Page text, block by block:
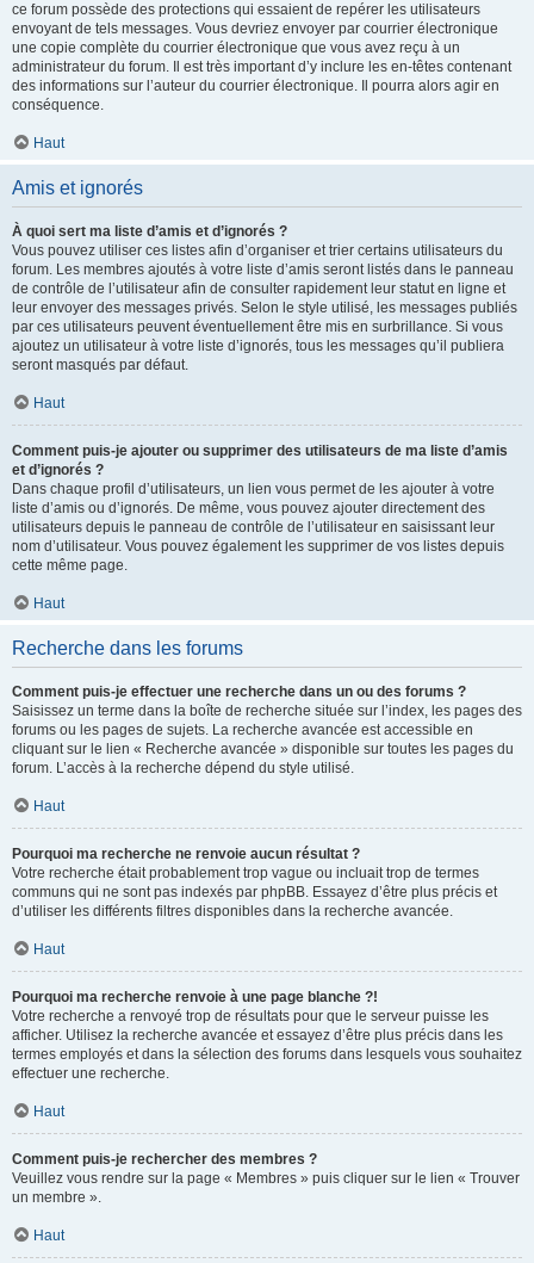
ce forum possède des protections qui essaient de repérer les utilisateurs
envoyant de tels messages. Vous devriez envoyer par courrier électronique
une copie complète du courrier électronique que vous avez reçu à un
administrateur du forum. Il est très important d’y inclure les en-têtes contenant
des informations sur l’auteur du courrier électronique. Il pourra alors agir en
conséquence.
Haut
Amis et ignorés
À quoi sert ma liste d’amis et d’ignorés ?
Vous pouvez utiliser ces listes afin d’organiser et trier certains utilisateurs du
forum. Les membres ajoutés à votre liste d’amis seront listés dans le panneau
de contrôle de l’utilisateur afin de consulter rapidement leur statut en ligne et
leur envoyer des messages privés. Selon le style utilisé, les messages publiés
par ces utilisateurs peuvent éventuellement être mis en surbrillance. Si vous
ajoutez un utilisateur à votre liste d’ignorés, tous les messages qu’il publiera
seront masqués par défaut.
Haut
Comment puis-je ajouter ou supprimer des utilisateurs de ma liste d’amis
et d’ignorés ?
Dans chaque profil d’utilisateurs, un lien vous permet de les ajouter à votre
liste d’amis ou d’ignorés. De même, vous pouvez ajouter directement des
utilisateurs depuis le panneau de contrôle de l’utilisateur en saisissant leur
nom d’utilisateur. Vous pouvez également les supprimer de vos listes depuis
cette même page.
Haut
Recherche dans les forums
Comment puis-je effectuer une recherche dans un ou des forums ?
Saisissez un terme dans la boîte de recherche située sur l’index, les pages des
forums ou les pages de sujets. La recherche avancée est accessible en
cliquant sur le lien « Recherche avancée » disponible sur toutes les pages du
forum. L’accès à la recherche dépend du style utilisé.
Haut
Pourquoi ma recherche ne renvoie aucun résultat ?
Votre recherche était probablement trop vague ou incluait trop de termes
communs qui ne sont pas indexés par phpBB. Essayez d’être plus précis et
d’utiliser les différents filtres disponibles dans la recherche avancée.
Haut
Pourquoi ma recherche renvoie à une page blanche ?!
Votre recherche a renvoyé trop de résultats pour que le serveur puisse les
afficher. Utilisez la recherche avancée et essayez d’être plus précis dans les
termes employés et dans la sélection des forums dans lesquels vous souhaitez
effectuer une recherche.
Haut
Comment puis-je rechercher des membres ?
Veuillez vous rendre sur la page « Membres » puis cliquer sur le lien « Trouver
un membre ».
Haut